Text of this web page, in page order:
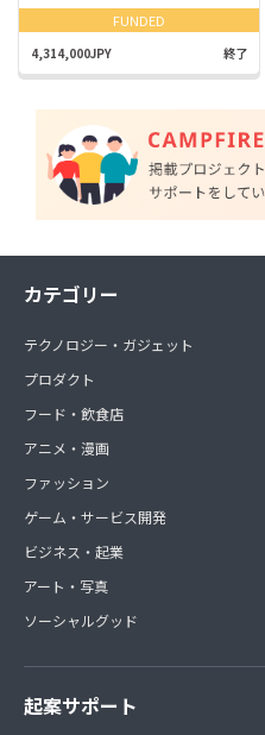
FUNDED
4,314,000JPY 終了
カテゴリー
テクノロジー・ガジェット
プロダクト
フード・飲食店
アニメ・漫画
ファッション
ゲーム・サービス開発
ビジネス・起業
アート・写真
ソーシャルグッド
起案サポート